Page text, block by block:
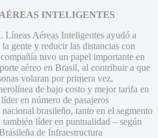
INTELIGENTES
Aéreas Inteligentes ayudó a
gente y reducir las distancias con
tuvo un papel importante en
aéreo en Brasil, al contribuir a que
volaran por primera vez,
de bajo costo y mejor tarifa en
en número de pasajeros
brasileño, tanto en el segmento
líder en puntualidad – según
de Infraestructura